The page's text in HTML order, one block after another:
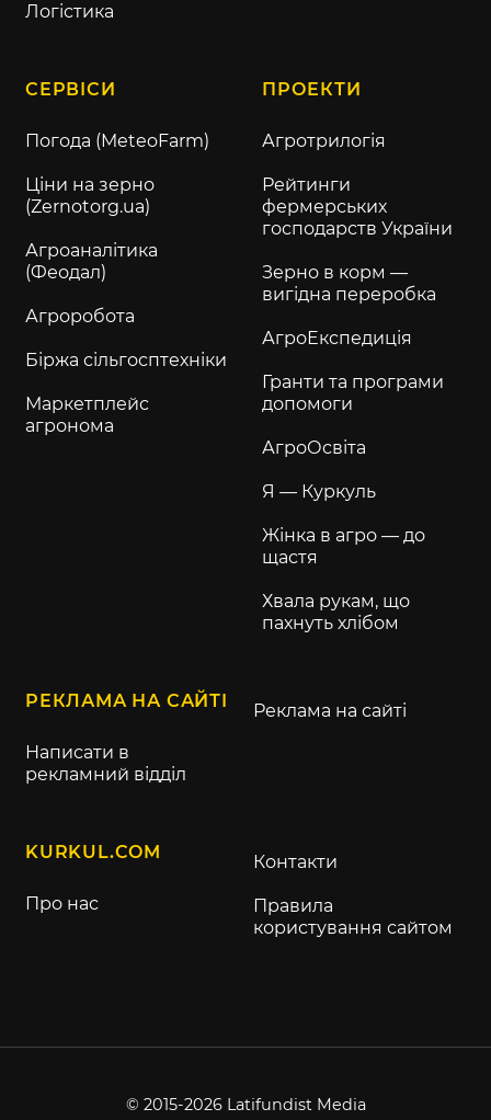
Логістика
СЕРВІСИ
Погода (MeteoFarm)
Ціни на зерно
(Zernotorg.ua)
Агроаналітика
(Феодал)
Агроробота
Біржа сільгосптехніки
Маркетплейс
агронома
ПРОЕКТИ
Агротрилогія
Рейтинги
фермерських
господарств України
Зерно в корм —
вигідна переробка
АгроЕкспедиція
Гранти та програми
допомоги
АгроОсвіта
Я — Куркуль
Жінка в агро — до
щастя
Хвала рукам, що
пахнуть хлібом
РЕКЛАМА НА САЙТІ
Написати в
рекламний відділ
Реклама на сайті
KURKUL.COM
Про нас
Контакти
Правила
користування сайтом
© 2015-2026 Latifundist Media